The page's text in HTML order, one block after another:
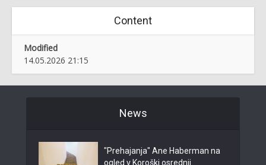
Content
Modified
14.05.2026 21:15
News
"Prehajanja" Ane Haberman na
ogled v Koroški osrednji